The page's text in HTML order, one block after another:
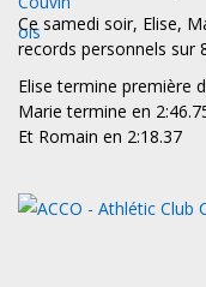
Ce samedi soir, Elise,
records personnels sur
Elise termine première
Marie termine en
Et Romain en 2:18.37